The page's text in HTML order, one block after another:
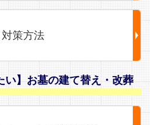
策方法
い】お墓の建て替え・改葬